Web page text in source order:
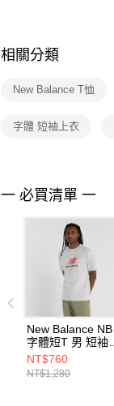
相關分類
New Balance T恤
字體 短袖上衣
一 必買清單 一
New Balance NB
字體短T 男 短袖上
衣 MT51500AHH-
F
NT$760
NT$1,280